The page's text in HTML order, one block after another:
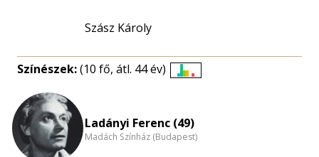
Szász Károly
Színészek:(10 fő, átl. 44 év)
nagyítása
Ladányi Ferenc (49)
Madách Színház (Budapest)